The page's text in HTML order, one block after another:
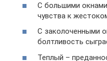
С большими
чувства к
С заколоченными
болтливость
Теплый –